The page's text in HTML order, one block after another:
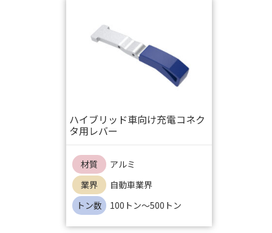
ハイブリッド車向け充電コネク
タ用レバー
材質
アルミ
業界
自動車業界
トン数
100トン～500トン